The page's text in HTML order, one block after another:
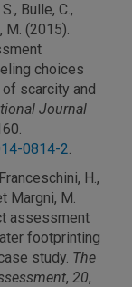
Bulle, C.,
M. (2015).
choices
scarcity and
Journal
0814-2.
H.,
Margni, M.
assessment
footprinting
study. The
, 20,